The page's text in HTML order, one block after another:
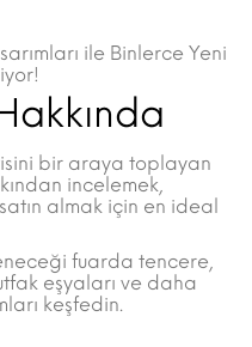
ile Binlerce Yeni
bir araya toplayan
incelemek,
almak için en ideal
fuarda tencere,
eşyaları ve daha
keşfedin.